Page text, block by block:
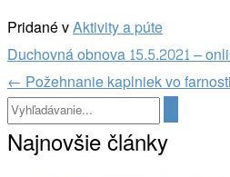
Pridané vAktivity a púte
Navigácia
v
článkoch
Duchovná obnova 15.5.2021 –
←Požehnanie kaplniek vo
Najnovšie články